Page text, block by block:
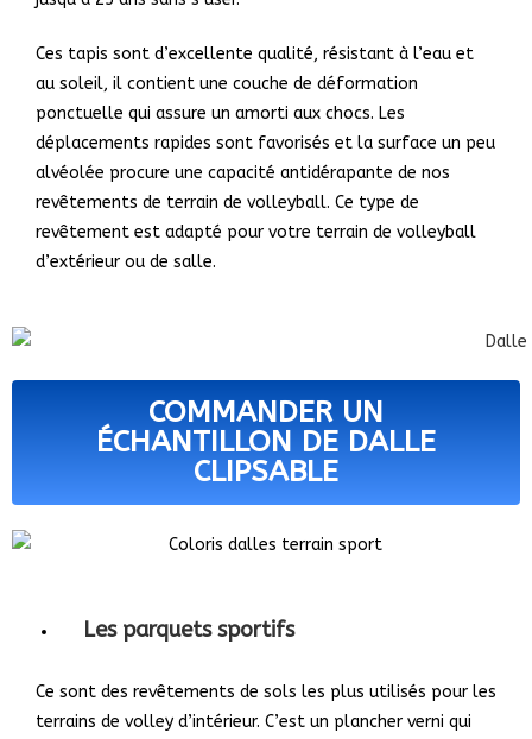
Ces tapis sont d’excellente qualité, résistant à l’eau et
au soleil, il contient une couche de déformation
ponctuelle qui assure un amorti aux chocs. Les
déplacements rapides sont favorisés et la surface un peu
alvéolée procure une capacité antidérapante de nos
revêtements de terrain de volleyball. Ce type de
revêtement est adapté pour votre terrain de volleyball
d’extérieur ou de salle.
COMMANDER UN
ÉCHANTILLON DE DALLE
CLIPSABLE
Les parquets sportifs
Ce sont des revêtements de sols les plus utilisés pour les
terrains de volley d’intérieur. C’est un plancher verni qui